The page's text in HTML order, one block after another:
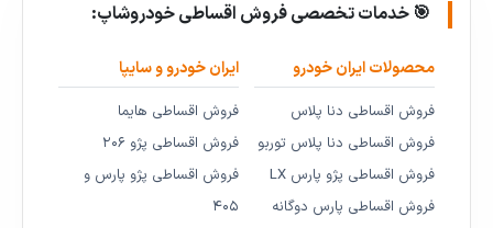
🎯 خدمات تخصصی فروش اقساطی خودروشاپ:
محصولات ایران خودرو
فروش اقساطی دنا پلاس
فروش اقساطی دنا پلاس توربو
فروش اقساطی پژو پارس LX
فروش اقساطی پارس دوگانه
ایران خودرو و سایپا
فروش اقساطی هایما
فروش اقساطی پژو ۲۰۶
فروش اقساطی پژو پارس و
۴۰۵